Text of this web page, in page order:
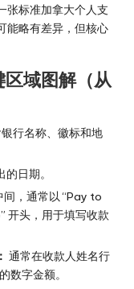
张标准加拿大个人支
能略有差异，但核心
域图解（从
行名称、徽标和地
日期。
间，通常以 “Pay to
开头，用于填写收款
通常在收款人姓名行
数字金额。